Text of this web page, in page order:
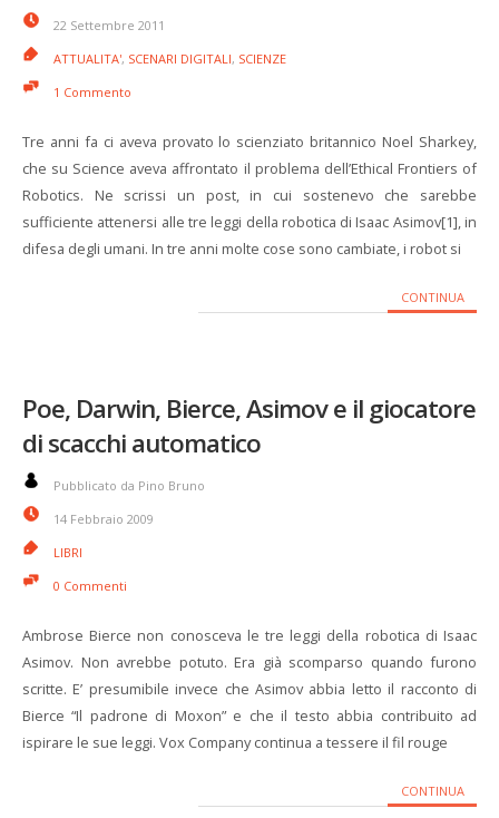
22 Settembre 2011
ATTUALITA', SCENARI DIGITALI, SCIENZE
1 Commento
Tre anni fa ci aveva provato lo scienziato britannico Noel Sharkey,
che su Science aveva affrontato il problema dell’Ethical Frontiers of
Robotics. Ne scrissi un post, in cui sostenevo che sarebbe
sufficiente attenersi alle tre leggi della robotica di Isaac Asimov[1], in
difesa degli umani. In tre anni molte cose sono cambiate, i robot si
CONTINUA
Poe, Darwin, Bierce, Asimov e il giocatore
di scacchi automatico
Pubblicato da Pino Bruno
14 Febbraio 2009
LIBRI
0 Commenti
Ambrose Bierce non conosceva le tre leggi della robotica di Isaac
Asimov. Non avrebbe potuto. Era già scomparso quando furono
scritte. E’ presumibile invece che Asimov abbia letto il racconto di
Bierce “Il padrone di Moxon” e che il testo abbia contribuito ad
ispirare le sue leggi. Vox Company continua a tessere il fil rouge
CONTINUA